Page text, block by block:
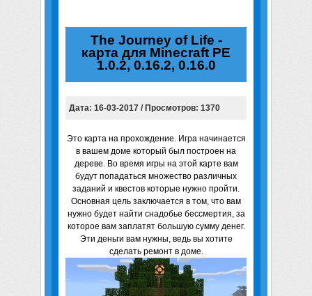
The Journey of Life -
карта для Minecraft PE
1.0.2, 0.16.2, 0.16.0
Дата: 16-03-2017 / Просмотров: 1370
Это карта на прохождение. Игра начинается
в вашем доме который был построен на
дереве. Во время игры на этой карте вам
будут попадаться множество различных
заданий и квестов которые нужно пройти.
Основная цель заключается в том, что вам
нужно будет найти снадобье бессмертия, за
которое вам заплатят большую сумму денег.
Эти деньги вам нужны, ведь вы хотите
сделать ремонт в доме.